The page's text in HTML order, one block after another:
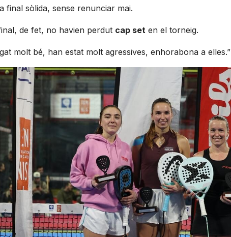
final sòlida, sense renunciar mai.
de fet, no havien perdut cap set en el torneig.
molt bé, han estat molt agressives, enhorabona a elles.”